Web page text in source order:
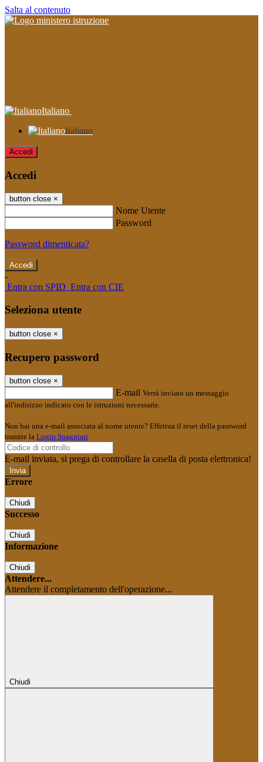
Salta al contenuto
Italiano
Italiano
Accedi
Accedi
button close ×
Nome Utente
Password
Password dimenticata?
-
Entra con SPID Entra con CIE
Seleziona utente
button close ×
Recupero password
button close ×
E-mail Verrà inviato un messaggio
all'indirizzo indicato con le istruzioni necessarie.
Non hai una e-mail associata al nome utente? Effettua il reset della password
tramite la Login Spaggiari
E-mail inviata, si prega di controllare la casella di posta elettronica!
Errore
Chiudi
Successo
Chiudi
Informazione
Chiudi
Attendere...
Attendere il completamento dell'operazione...
Chiudi